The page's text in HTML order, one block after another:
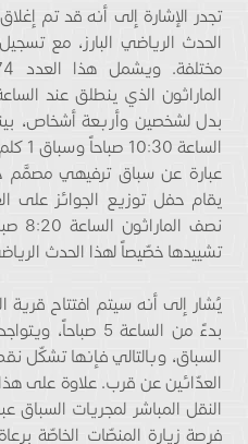
تجدر الإشارة إلى أنه قد تم
عبارة عن سباق ترفيهي مصمَّم
يقام حفل توزيع الجوائز على
تشييدها خصّيصاً لهذا الحدث
يُشار إلى أنه سيتم افتتاح قرية
بدءً من الساعة 5
السباق، وبالتالي فإنها تشكّل
العدّائين عن قرب. علاوة على
النقل المباشر لمجريات السباق
فرصة زيارة المنصّات الخاصّة